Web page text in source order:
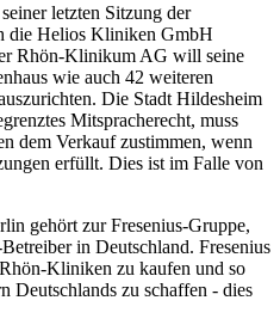
letzten Sitzung der
die Helios Kliniken GmbH
Rhön-Klinikum AG will seine
wie auch 42 weiteren
Die Stadt Hildesheim
Mitspracherecht, muss
dem Verkauf zustimmen, wenn
erfüllt. Dies ist im Falle von
gehört zur Fresenius-Gruppe,
in Deutschland. Fresenius
Kliniken zu kaufen und so
Deutschlands zu schaffen - dies